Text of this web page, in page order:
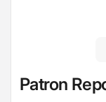
Patron